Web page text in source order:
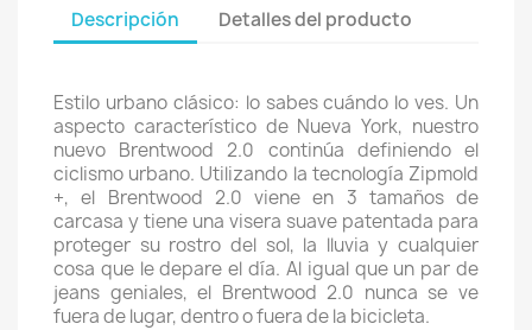
Descripción Detalles del producto
Estilo urbano clásico: lo sabes cuándo lo ves. Un
aspecto característico de Nueva York, nuestro
nuevo Brentwood 2.0 continúa definiendo el
ciclismo urbano. Utilizando la tecnología Zipmold
+, el Brentwood 2.0 viene en 3 tamaños de
carcasa y tiene una visera suave patentada para
proteger su rostro del sol, la lluvia y cualquier
cosa que le depare el día. Al igual que un par de
jeans geniales, el Brentwood 2.0 nunca se ve
fuera de lugar, dentro o fuera de la bicicleta.